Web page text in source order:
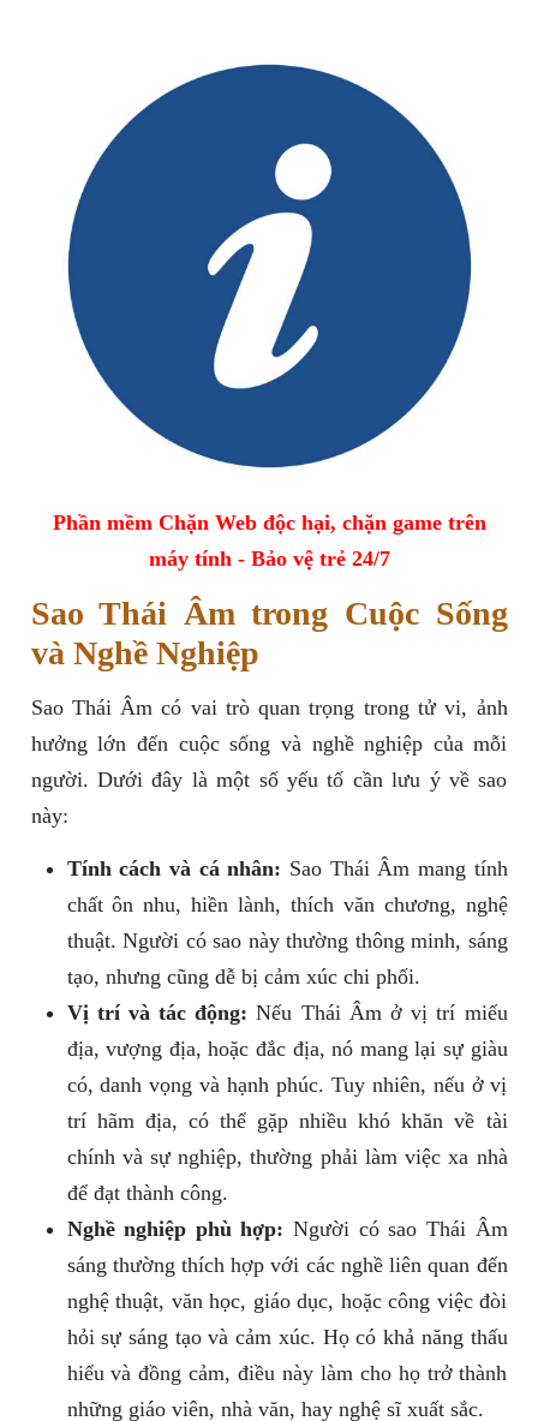
Phần mềm Chặn Web độc hại, chặn game trên
máy tính - Bảo vệ trẻ 24/7
Sao Thái Âm trong Cuộc Sống
và Nghề Nghiệp
Sao Thái Âm có vai trò quan trọng trong tử vi, ảnh
hưởng lớn đến cuộc sống và nghề nghiệp của mỗi
người. Dưới đây là một số yếu tố cần lưu ý về sao
này:
Tính cách và cá nhân: Sao Thái Âm mang tính
chất ôn nhu, hiền lành, thích văn chương, nghệ
thuật. Người có sao này thường thông minh, sáng
tạo, nhưng cũng dễ bị cảm xúc chi phối.
Vị trí và tác động: Nếu Thái Âm ở vị trí miếu
địa, vượng địa, hoặc đắc địa, nó mang lại sự giàu
có, danh vọng và hạnh phúc. Tuy nhiên, nếu ở vị
trí hãm địa, có thể gặp nhiều khó khăn về tài
chính và sự nghiệp, thường phải làm việc xa nhà
để đạt thành công.
Nghề nghiệp phù hợp: Người có sao Thái Âm
sáng thường thích hợp với các nghề liên quan đến
nghệ thuật, văn học, giáo dục, hoặc công việc đòi
hỏi sự sáng tạo và cảm xúc. Họ có khả năng thấu
hiểu và đồng cảm, điều này làm cho họ trở thành
những giáo viên, nhà văn, hay nghệ sĩ xuất sắc.